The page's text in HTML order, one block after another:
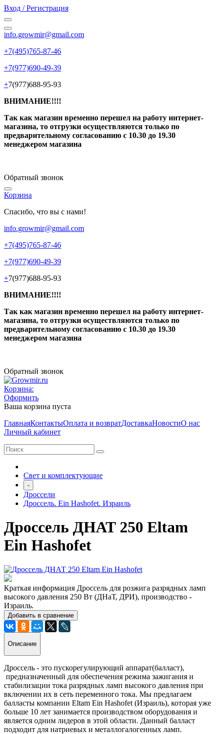
Вход / Регистрация
info.growmir@gmail.com
+7(495)765-87-46
+7(977)690-49-39
+7(977)688-95-93
ВНИМАНИЕ!!!!
Так как магазин временно перешел на работу интернет-
магазина, то отгрузки осуществляются только по
предварительному согласованию с 10.30 до 19.30
менеджером магазина
Обратный звонок
Корзина
Спасибо, что вы с нами!
info.growmir@gmail.com
+7(495)765-87-46
+7(977)690-49-39
+7(977)688-95-93
ВНИМАНИЕ!!!!
Так как магазин временно перешел на работу интернет-
магазина, то отгрузки осуществляются только по
предварительному согласованию с 10.30 до 19.30
менеджером магазина
Обратный звонок
Корзина:
Оформить
Ваша корзина пуста
ГлавнаяКонтактыОплата и возвратДоставкаНовостиО нас
Личный кабинет
Свет и комплектующие
-
Дроссели
Дроссель. Ein Hashofet. Израиль
Дроссель ДНАТ 250 Eltam
Ein Hashofet
Краткая информация Дроссель для розжига разрядных ламп
высокого давления 250 Вт (ДНаТ, ДРИ), производство -
Израиль.
Добавить в сравнение
Описание
Дроссель - это пускорегулирующий аппарат(балласт),
предназначенный для обеспечения режима зажигания и
стабилизации тока разрядных ламп высокого давления при
включении их в сеть переменного тока. Мы предлагаем
балласты компании Eltam Ein Hashofet (Израиль), которая уже
больше 10 лет занимается производством оборудования и
является одним лидеров в этой области. Данный балласт
подходит для натриевых и металлогалогенных ламп.